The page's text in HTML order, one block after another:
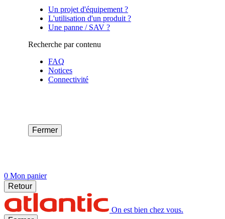
Un projet d'équipement ?
L'utilisation d'un produit ?
Une panne / SAV ?
Recherche par contenu
FAQ
Notices
Connectivité
Fermer
0 Mon panier
Retour
On est bien chez vous.